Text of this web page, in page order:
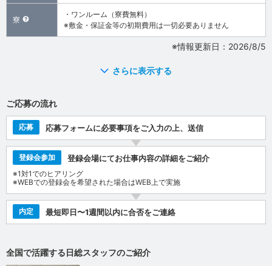
寮
・ワンルーム（寮費無料）
※敷金・保証金等の初期費用は一切必要ありません
※情報更新日：2026/8/5
さらに表示する
ご応募の流れ
応募 応募フォームに必要事項をご入力の上、送信
登録会参加 登録会場にてお仕事内容の詳細をご紹介
※1対1でのヒアリング
※WEBでの登録会を希望された場合はWEB上で実施
内定 最短即日〜1週間以内に合否をご連絡
全国で活躍する日総スタッフのご紹介